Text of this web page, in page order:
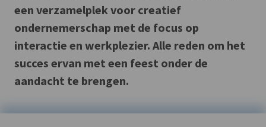
een verzamelplek voor creatief
ondernemerschap met de focus op
interactie en werkplezier. Alle reden om het
succes ervan met een feest onder de
aandacht te brengen.